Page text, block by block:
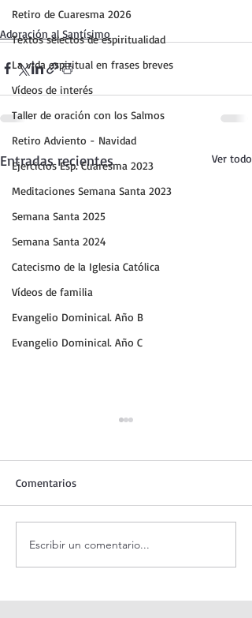
Retiro de Cuaresma 2026
Textos selectos de espiritualidad
La vida espiritual en frases breves
Vídeos de interés
Taller de oración con los Salmos
Retiro Adviento - Navidad
Ejercicios Esp. Cuaresma 2023
Meditaciones Semana Santa 2023
Semana Santa 2025
Semana Santa 2024
Catecismo de la Iglesia Católica
Vídeos de familia
Evangelio Dominical. Año B
Evangelio Dominical. Año C
Adoración al Santísimo
Entradas recientes Ver todo
Oración de la mañana. 8 de
agosto.
Comentarios
Escribir un comentario...